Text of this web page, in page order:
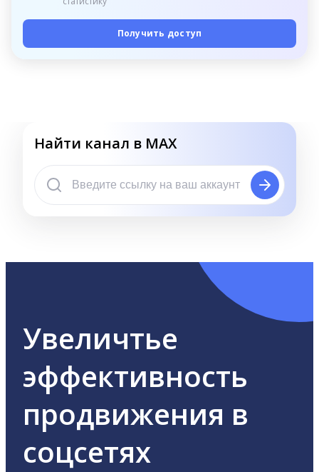
Получить доступ
Найти канал в MAX
Увеличтье
эффективность
продвижения в
соцсетях